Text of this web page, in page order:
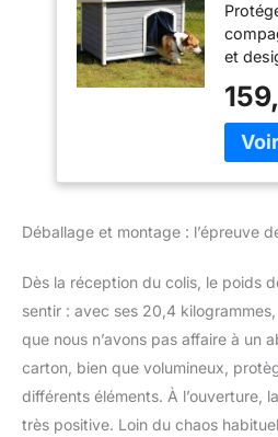
pour
et
et
de
soleil
massif
avec
trous
Déballage et montage : l’épreuve
Dès la réception du colis, le poids
sentir : avec ses 20,4
que nous n’avons pas affaire à un
carton, bien que volumineux,
différents éléments. À l’ouverture,
très positive. Loin du chaos